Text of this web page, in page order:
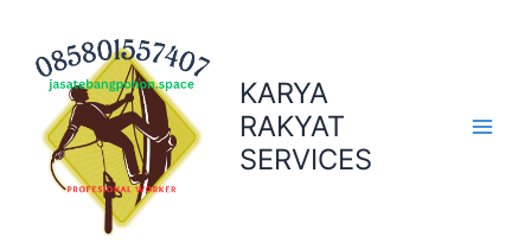
content
KARYA
RAKYAT
SERVICES